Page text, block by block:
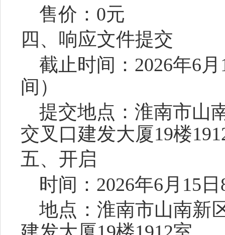
售价： 0元
四、响应文件提交
截止时间： 2026年6
间）
提交地点：淮南市山
交叉口建发大厦19楼
五、开启
时间： 2026年6月15
地点：淮南市山南新